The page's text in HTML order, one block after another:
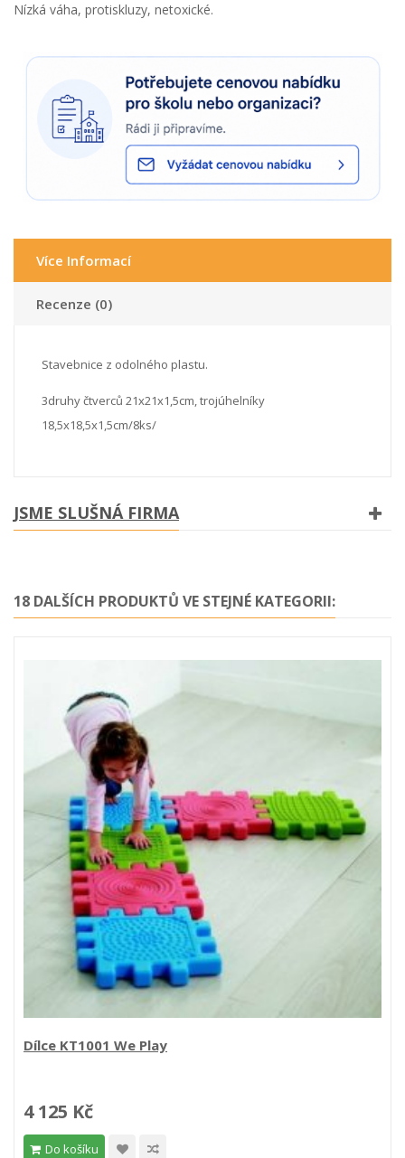
Nízká váha, protiskluzy, netoxické.
Více Informací
Recenze (0)
Stavebnice z odolného plastu.
3druhy čtverců 21x21x1,5cm, trojúhelníky
18,5x18,5x1,5cm/8ks/
JSME SLUŠNÁ FIRMA
18 DALŠÍCH PRODUKTŮ VE STEJNÉ KATEGORII:
Dílce KT1001 We Play
4 125 Kč
Do košíku